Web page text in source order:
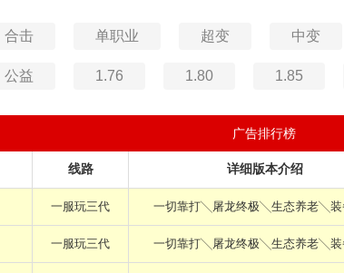
合击 单职业 超变 中变
公益 1.76 1.80 1.85
广告排行榜
线路 详细版本介绍
一服玩三代 一切靠打╲屠龙终极╲生态养老╲装
一服玩三代 一切靠打╲屠龙终极╲生态养老╲装